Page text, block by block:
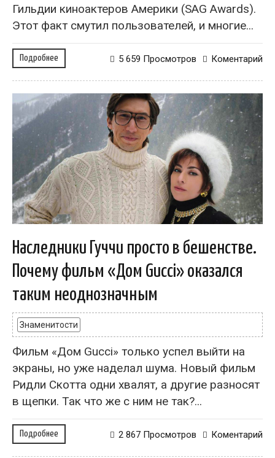
Гильдии киноактеров Америки (SAG Awards).
Этот факт смутил пользователей, и многие...
Подробнее Коментарий
5 659 Просмотров
Наследники Гуччи просто в бешенстве.
Почему фильм «Дом Gucci» оказался
таким неоднозначным
Знаменитости
Фильм «Дом Gucci» только успел выйти на
экраны, но уже наделал шума. Новый фильм
Ридли Скотта одни хвалят, а другие разносят
в щепки. Так что же с ним не так?...
Подробнее Коментарий
2 867 Просмотров